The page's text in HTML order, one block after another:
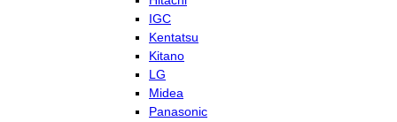
IGC
Kentatsu
Kitano
LG
Midea
Panasonic